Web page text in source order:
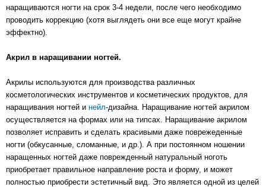
наращиваются ногти на срок 3-4 недели, после чего необходимо
проводить коррекцию (хотя выглядеть они все еще могут крайне
эффектно).
Акрил в наращивании ногтей.
Акрилы используются для производства различных
косметологических инструментов и косметических продуктов, для
наращивания ногтей и нейл-дизайна. Наращивание ногтей акрилом
осуществляется на формах или на типсах. Наращивание акрилом
позволяет исправить и сделать красивыми даже поврежеденные
ногти (обкусанные, сломанные, и др.). А при постоянном ношении
наращенных ногтей даже поврежденный натуральный ноготь
приобретает правильное направление роста и форму, и может
полностью приобрести эстетичный вид. Это является одной из целей